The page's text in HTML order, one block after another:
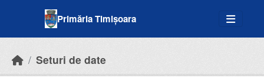
Primăria Timișoara
Seturi de date